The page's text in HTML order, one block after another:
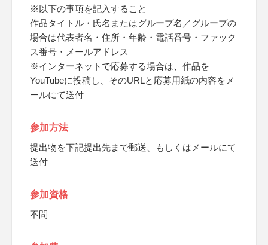
※以下の事項を記入すること
作品タイトル・氏名またはグループ名／グループの
場合は代表者名・住所・年齢・電話番号・ファック
ス番号・メールアドレス
※インターネットで応募する場合は、作品を
YouTubeに投稿し、そのURLと応募用紙の内容をメ
ールにて送付
参加方法
提出物を下記提出先まで郵送、もしくはメールにて
送付
参加資格
不問